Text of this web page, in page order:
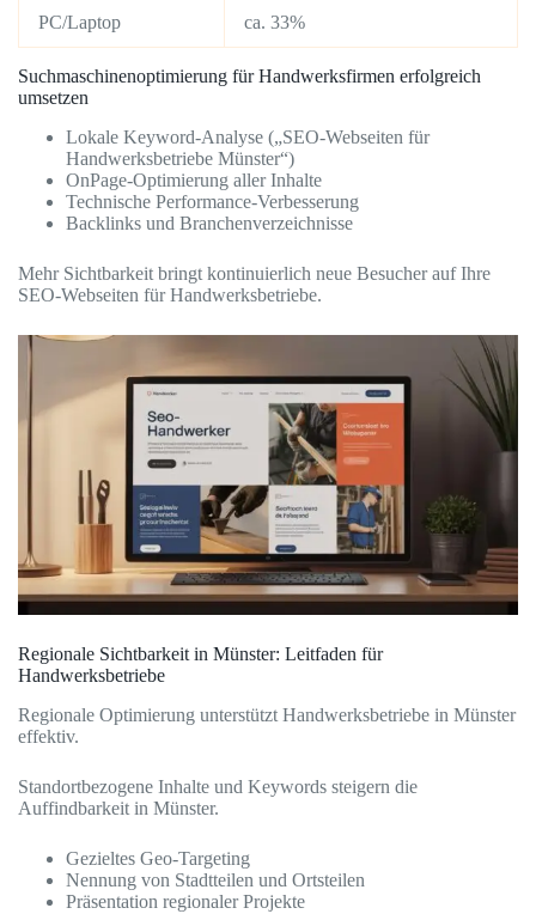
PC/Laptop ca. 33%
Suchmaschinenoptimierung für Handwerksfirmen erfolgreich
umsetzen
Lokale Keyword-Analyse („SEO-Webseiten für
Handwerksbetriebe Münster“)
OnPage-Optimierung aller Inhalte
Technische Performance-Verbesserung
Backlinks und Branchenverzeichnisse
Mehr Sichtbarkeit bringt kontinuierlich neue Besucher auf Ihre
SEO-Webseiten für Handwerksbetriebe.
Regionale Sichtbarkeit in Münster: Leitfaden für
Handwerksbetriebe
Regionale Optimierung unterstützt Handwerksbetriebe in Münster
effektiv.
Standortbezogene Inhalte und Keywords steigern die
Auffindbarkeit in Münster.
Gezieltes Geo-Targeting
Nennung von Stadtteilen und Ortsteilen
Präsentation regionaler Projekte